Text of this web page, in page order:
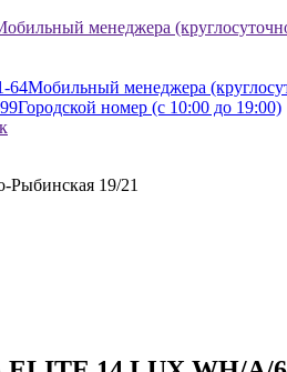
менеджера
64Мобильный менеджера
Городской номер (с 10:00 до 19:00)
Рыбинская 19/21